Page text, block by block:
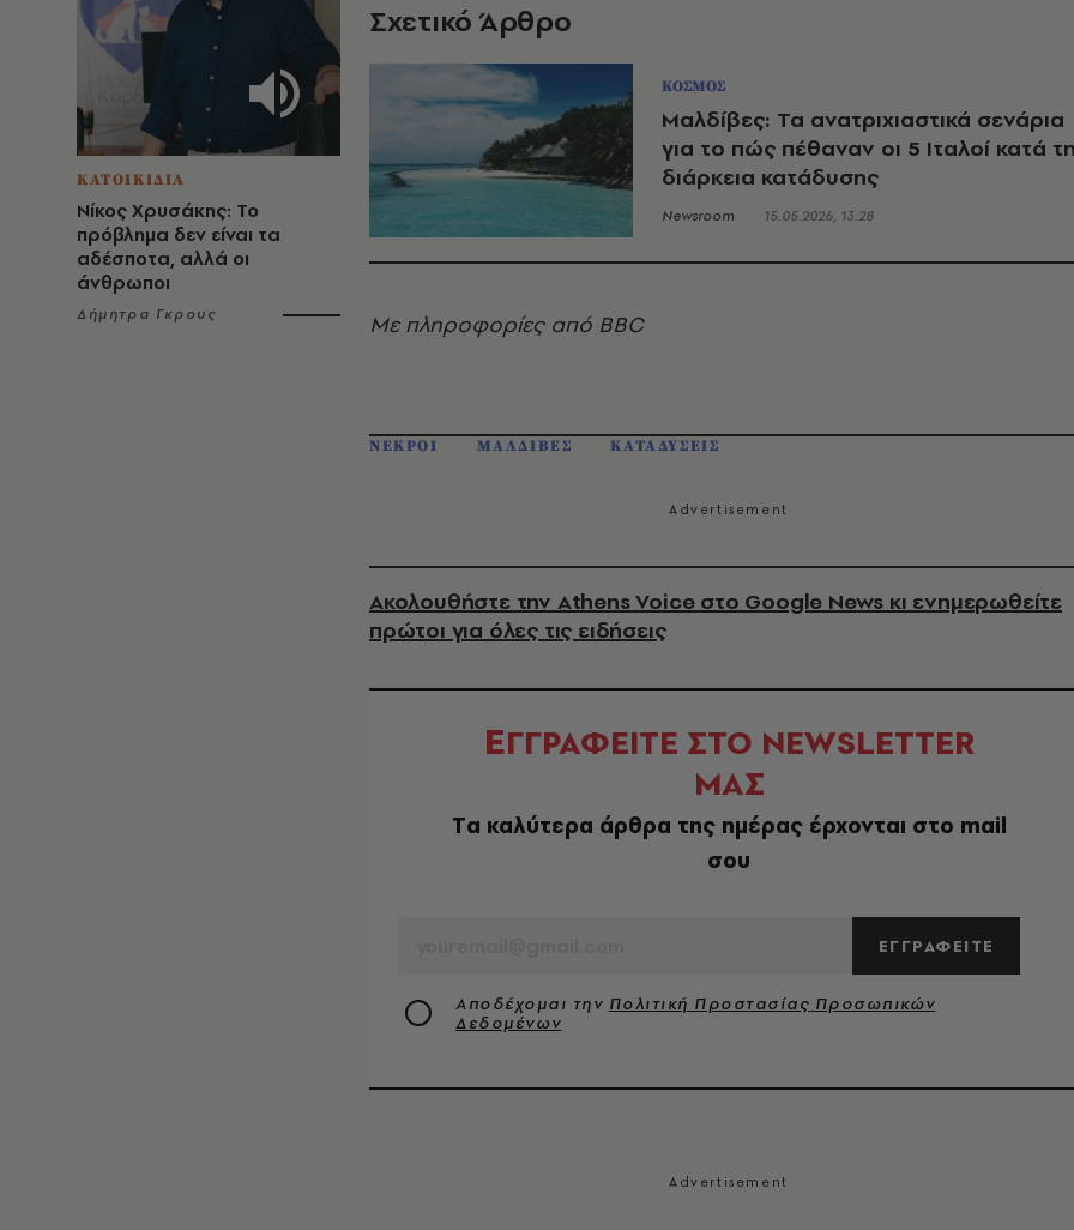
ΚΑΤΟΙΚΙΔΙΑ
Νίκος Χρυσάκης: Το
πρόβλημα δεν είναι τα
αδέσποτα, αλλά οι
άνθρωποι
Δήμητρα Γκρους
Σχετικό Άρθρο
ΚΟΣΜΟΣ
Μαλδίβες: Τα ανατριχιαστικά σενάρια
για το πώς πέθαναν οι 5 Ιταλοί κατά
διάρκεια κατάδυσης
Newsroom 15.05.2026, 13:28
Με πληροφορίες από BBC
ΝΕΚΡΟΙ ΜΑΛΔΙΒΕΣ ΚΑΤΑΔΥΣΕΙΣ
Ακολουθήστε την Athens Voice στο Google News κι ενημερωθείτε
πρώτοι για όλες τις ειδήσεις
ΕΓΓΡΑΦΕΙΤΕ ΣΤΟ NEWSLETTER
ΜΑΣ
Tα καλύτερα άρθρα της ημέρας έρχονται στο mail
σου
ΕΓΓΡΑΦΕΙΤΕ
Αποδέχομαι την Πολιτική Προστασίας Προσωπικών
Δεδομένων